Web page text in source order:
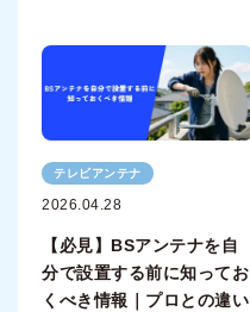
テレビアンテナ
2026.04.28
【必見】BSアンテナを自
分で設置する前に知ってお
くべき情報｜プロとの違い